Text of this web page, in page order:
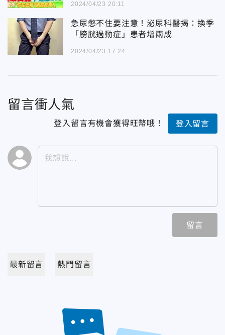
2024/04/23 20:11
急尿憋不住要注意！泌尿科醫揭：換季
「膀胱過動症」患者增兩成
2024/04/23 17:24
留言衝人氣
登入留言有機會獲得旺幣哦！ 登入留言
留言
最新留言 熱門留言